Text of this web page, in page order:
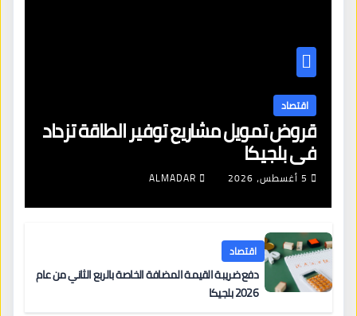
اقتصاد
قروض تمويل مشاريع توفير الطاقة تزداد
في بلجيكا
5 أغسطس، 2026 ALMADAR
اقتصاد
دفع ضريبة القيمة المضافة الخاصة بالربع الثاني من عام
2026 بلجيكا